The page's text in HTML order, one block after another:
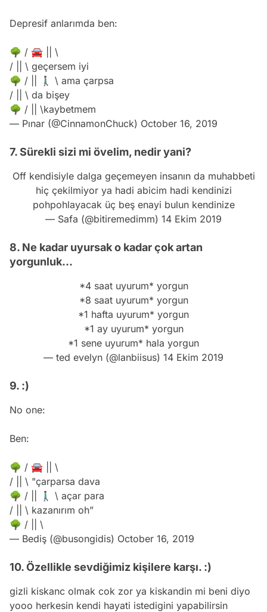
Depresif anlarımda ben:
🌳 / 🚘 || \
/ || \ geçersem iyi
🌳 / || 🚶🏽‍♂️ \ ama çarpsa
/ || \ da bişey
🌳 / || \kaybetmem
— Pınar (@CinnamonChuck) October 16, 2019
7. Sürekli sizi mi övelim, nedir yani?
Off kendisiyle dalga geçemeyen insanın da muhabbeti
hiç çekilmiyor ya hadi abicim hadi kendinizi
pohpohlayacak üç beş enayi bulun kendinize
— Safa (@bitiremedimm) 14 Ekim 2019
8. Ne kadar uyursak o kadar çok artan
yorgunluk...
*4 saat uyurum* yorgun
*8 saat uyurum* yorgun
*1 hafta uyurum* yorgun
*1 ay uyurum* yorgun
*1 sene uyurum* hala yorgun
— ted evelyn (@lanbiisus) 14 Ekim 2019
9. :)
No one:
Ben:
🌳 / 🚘 || \
/ || \ "çarparsa dava
🌳 / || 🚶🏽‍♂️ \ açar para
/ || \ kazanırım oh”
🌳 / || \
— Bediş (@busongidis) October 16, 2019
10. Özellikle sevdiğimiz kişilere karşı. :)
gizli kiskanc olmak cok zor ya kiskandin mi beni diyo
yooo herkesin kendi hayati istedigini yapabilirsin